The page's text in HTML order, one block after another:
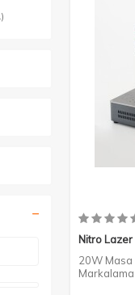
Nitro Lazer
20W Masa